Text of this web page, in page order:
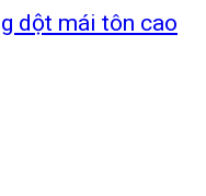
dột mái tôn cao